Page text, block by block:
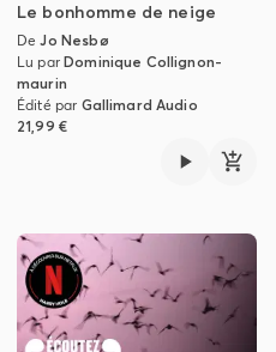
Le bonhomme de neige
DeJo Nesbø
Lu parDominique Collignon-
maurin
Édité par Gallimard Audio
21,99 €